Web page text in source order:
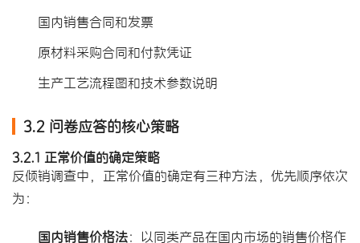
国内销售合同和发票
原材料采购合同和付款凭证
生产工艺流程图和技术参数说明
3.2 问卷应答的核心策略
3.2.1 正常价值的确定策略
反倾销调查中，正常价值的确定有三种方法，优先顺序依次
为：
国内销售价格法：以同类产品在国内市场的销售价格作